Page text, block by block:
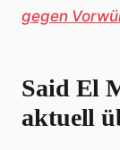
gegen
Said El
aktuell